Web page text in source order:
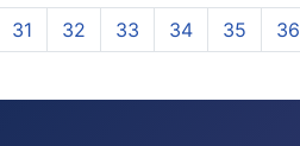
31 32 33 34 35 36